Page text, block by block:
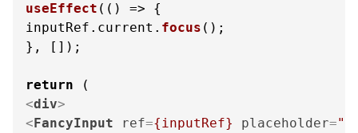
useEffect ( () => {
inputRef. current . focus ();
}, []);
return
<div>
<FancyInput ref={inputRef} placeholder=